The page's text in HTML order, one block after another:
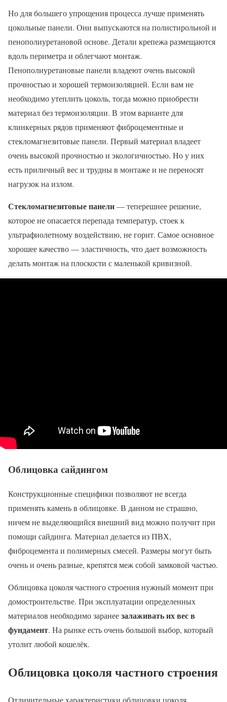
Но для большего упрощения процесса лучше применять
цокольные панели. Они выпускаются на полистирольной и
пенополиуретановой основе. Детали крепежа размещаются
вдоль периметра и облегчают монтаж.
Пенополиуретановые панели владеют очень высокой
прочностью и хорошей термоизоляцией. Если вам не
необходимо утеплить цоколь, тогда можно приобрести
материал без термоизоляции. В этом варианте для
клинкерных рядов применяют фиброцементные и
стекломагнезитовые панели. Первый материал владеет
очень высокой прочностью и экологичностью. Но у них
есть приличный вес и трудны в монтаже и не переносят
нагрузок на излом.
Стекломагнезитовые панели— теперешнее решение,
которое не опасается перепада температур, стоек к
ультрафиолетному воздействию, не горит. Самое основное
хорошее качество — эластичность, что дает возможность
делать монтаж на плоскости с маленькой кривизной.
Облицовка сайдингом
Конструкционные специфики позволяют не всегда
применять камень в облицовке. В данном не страшно,
ничем не выделяющийся внешний вид можно получит при
помощи сайдинга. Материал делается из ПВХ,
фиброцемента и полимерных смесей. Размеры могут быть
очень и очень разные, крепятся меж собой замковой частью.
Облицовка цоколя частного строения нужный момент при
домостроительстве. При эксплуатации определенных
материалов необходимо заранеезалаживать их вес в
фундамент. На рынке есть очень большой выбор, который
утолит любой кошелёк.
Облицовка цоколя частного строения
Отличительные характеристики облицовки цоколя